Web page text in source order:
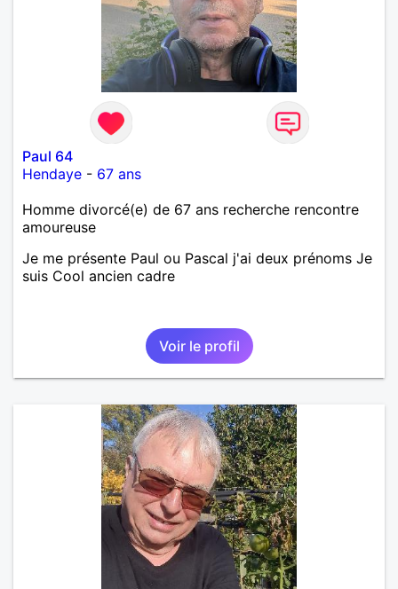
Paul 64
Hendaye - 67 ans
Homme divorcé(e) de 67 ans recherche rencontre
amoureuse
Je me présente Paul ou Pascal j'ai deux prénoms Je
suis Cool ancien cadre
Voir le profil